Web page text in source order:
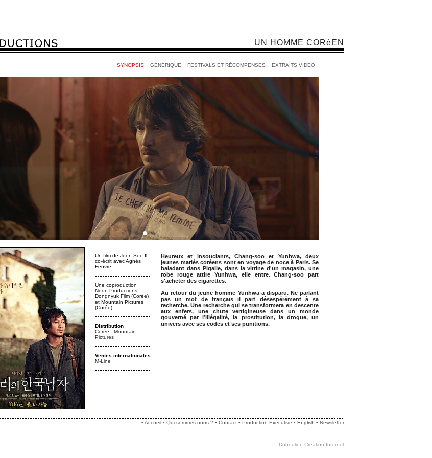
UN HOMME CORéEN
SYNOPSIS GÉNÉRIQUE FESTIVALS ET RÉCOMPENSES EXTRAITS VIDÉO
Un film de Jeon Soo-Il
co-écrit avec Agnès
Feuvre
Une coproduction
Neon Productions,
Dongnyuk Film (Corée)
et Mountain Pictures
(Corée)
Distribution
Corée : Mountain
Pictures
Ventes internationales
M-Line
Heureux et insouciants, Chang-soo et Yunhwa, deux
jeunes mariés coréens sont en voyage de noce à Paris. Se
baladant dans Pigalle, dans la vitrine d'un magasin, une
robe rouge attire Yunhwa, elle entre. Chang-soo part
s'acheter des cigarettes.
Au retour du jeune homme Yunhwa a disparu. Ne parlant
pas un mot de français il part désespérément à sa
recherche. Une recherche qui se transformera en descente
aux enfers, une chute vertigineuse dans un monde
gouverné par l’illégalité, la prostitution, la drogue, un
univers avec ses codes et ses punitions.
• Accueil • Qui sommes-nous ? • Contact • Production Exécutive • English • Newsletter
Dobeuliou Création Internet